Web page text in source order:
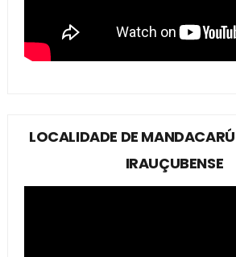
LOCALIDADE DE
IRAUÇUBENSE